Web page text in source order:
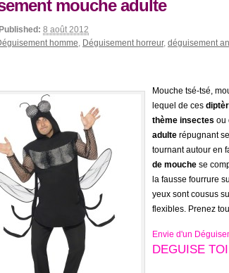
mouche adulte
Published: 8 août 2012
homme, Déguisement horreur, déguisement
Mouche tsé-tsé,
lequel de ces
thème insectes ou
adulte répugnant
tournant autour en
de mouche se
la fausse fourrure
yeux sont cousus
flexibles. Prenez
Envie d'un
DEGUISE